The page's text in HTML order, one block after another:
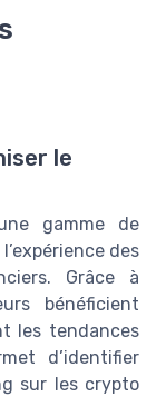
le
gamme de
des
Grâce à
bénéficient
les tendances
d’identifier
sur les crypto